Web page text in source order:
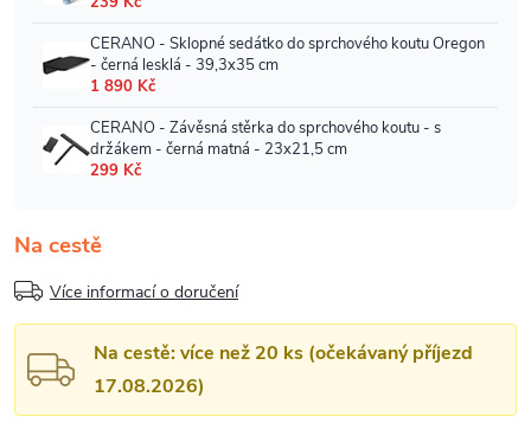
Na cestě
Více informací o doručení
Na cestě: více než 20 ks (očekávaný příjezd
17.08.2026)